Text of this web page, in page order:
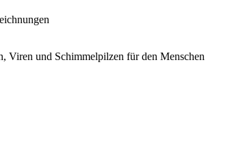
Viren und Schimmelpilzen für den Menschen